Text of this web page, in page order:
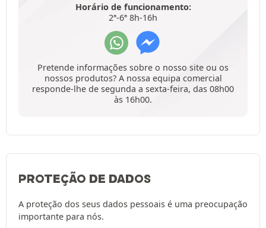
Horário de funcionamento:
2ª-6ª 8h-16h
Pretende informações sobre o nosso site ou os
nossos produtos? A nossa equipa comercial
responde-lhe de segunda a sexta-feira, das 08h00
às 16h00.
PROTEÇÃO DE DADOS
A proteção dos seus dados pessoais é uma preocupação
importante para nós.